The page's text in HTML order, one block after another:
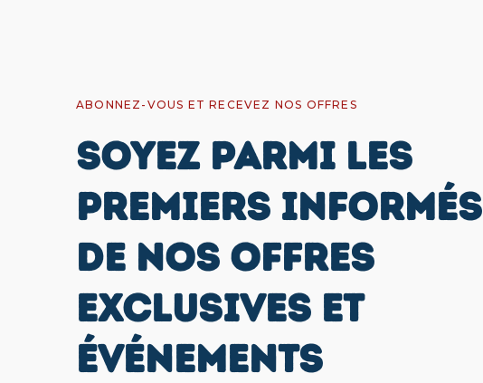
ABONNEZ-VOUS ET RECEVEZ NOS OFFRES
SOYEZ PARMI LES
PREMIERS INFORMÉS
DE NOS OFFRES
EXCLUSIVES ET
ÉVÉNEMENTS